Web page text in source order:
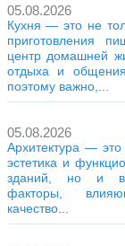
05.08.2026
Кухня — это не
приготовления
центр домашней
отдыха и
поэтому важно,...
05.08.2026
Архитектура — это
эстетика и
зданий, но и
факторы,
качество...